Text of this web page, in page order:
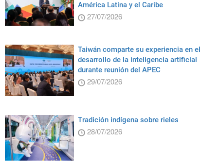
América Latina y el Caribe
27/07/2026
Taiwán comparte su experiencia en el
desarrollo de la inteligencia artificial
durante reunión del APEC
29/07/2026
Tradición indígena sobre rieles
28/07/2026